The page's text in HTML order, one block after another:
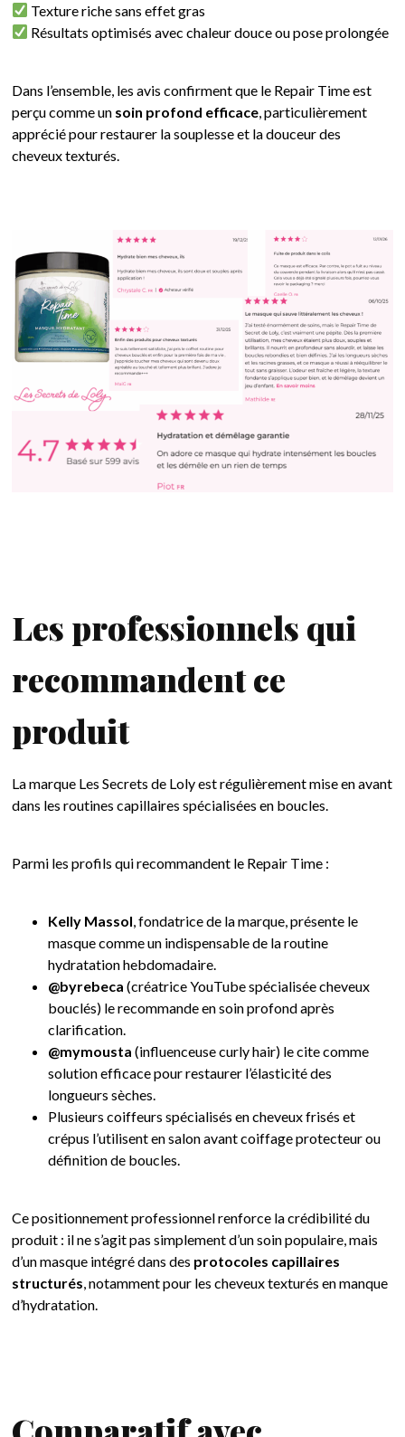
Texture riche sans effet gras
Résultats optimisés avec chaleur douce ou pose prolongée
Dans l’ensemble, les avis confirment que le Repair Time est
perçu comme un soin profond efficace , particulièrement
apprécié pour restaurer la souplesse et la douceur des
cheveux texturés.
Les professionnels qui
recommandent ce
produit
La marque Les Secrets de Loly est régulièrement mise en avant
dans les routines capillaires spécialisées en boucles.
Parmi les profils qui recommandent le Repair Time :
Kelly Massol , fondatrice de la marque, présente le
masque comme un indispensable de la routine
hydratation hebdomadaire.
@byrebeca (créatrice YouTube spécialisée cheveux
bouclés) le recommande en soin profond après
clarification.
@mymousta (influenceuse curly hair) le cite comme
solution efficace pour restaurer l’élasticité des
longueurs sèches.
Plusieurs coiffeurs spécialisés en cheveux frisés et
crépus l’utilisent en salon avant coiffage protecteur ou
définition de boucles.
Ce positionnement professionnel renforce la crédibilité du
produit : il ne s’agit pas simplement d’un soin populaire, mais
d’un masque intégré dans des protocoles capillaires
structurés , notamment pour les cheveux texturés en manque
d’hydratation.